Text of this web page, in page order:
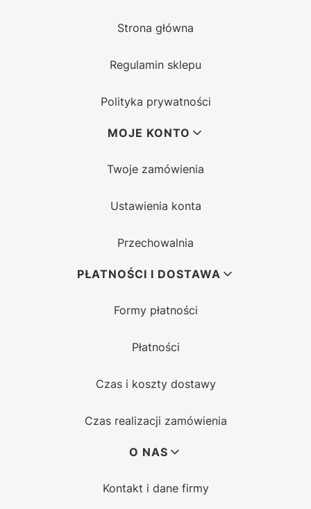
Strona główna
Regulamin sklepu
Polityka prywatności
MOJE KONTO
Twoje zamówienia
Ustawienia konta
Przechowalnia
PŁATNOŚCI I DOSTAWA
Formy płatności
Płatności
Czas i koszty dostawy
Czas realizacji zamówienia
O NAS
Kontakt i dane firmy